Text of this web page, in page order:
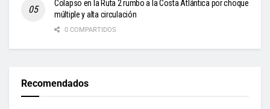
Colapso en la Ruta 2 rumbo a la Costa Atlántica por choque
múltiple y alta circulación
0 COMPARTIDOS
Recomendados